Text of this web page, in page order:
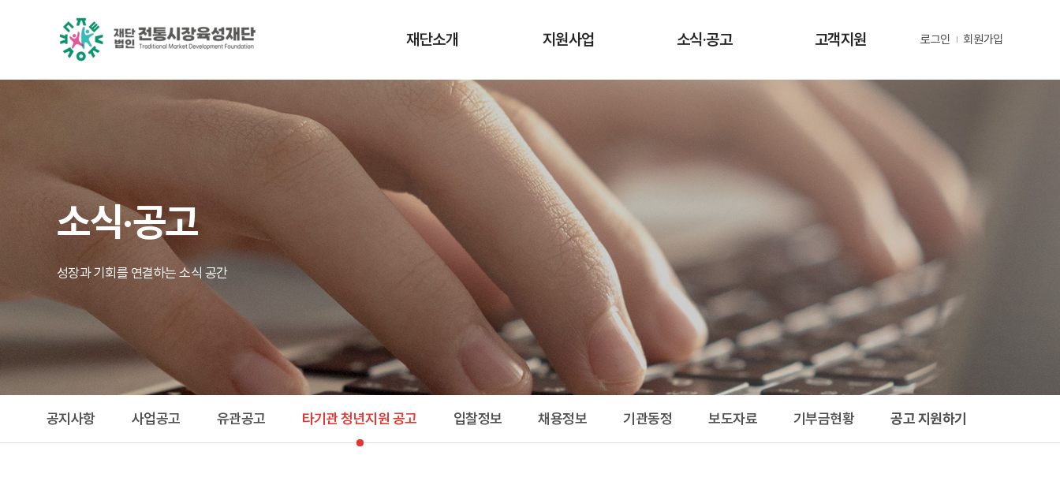
재단소개
CI·슬로건 소개
오시는 길
지원사업
청년상인 육성사업
창업단계
성장단계
도약단계
전통시장 디지털
역량강화 사업
소식·공고
유관공고
채용정보
기관동정
보도자료
기부금현황
공고 지원하기
고객지원
부정 및 공익신고
로그인 회원가입
소식·공고
성장과 기회를 연결하는 소식 공간
공지사항 사업공고 유관공고 타기관 청년지원 공고 입찰정보 채용정보 기관동정 보도자료 기부금현황 공고 지원하기